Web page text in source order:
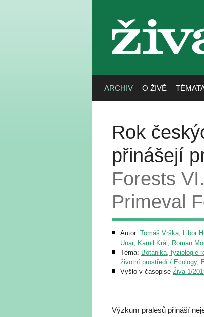
živa
ARCHIV O ŽIVĚ
Rok
přinášejí
Forests
Primeval
Autor: Tomáš Vrška, Libor
Unar, Kamil Král , Roman
Téma: Botanika, fyziologie
životní prostředí / Ecology,
Vyšlo v časopise Živa 1/
Výzkum pralesů přináší